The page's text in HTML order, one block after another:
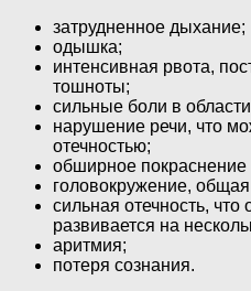
затрудненное дыхание;
одышка;
интенсивная рвота,
тошноты;
сильные боли в
нарушение речи, что
отечностью;
обширное покраснение
головокружение, общая
сильная отечность,
развивается на
аритмия;
потеря сознания.